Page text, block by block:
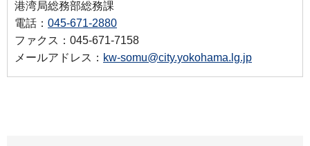
港湾局総務部総務課
電話： 045-671-2880
ファクス：045-671-7158
メールアドレス： kw-somu@city.yokohama.lg.jp